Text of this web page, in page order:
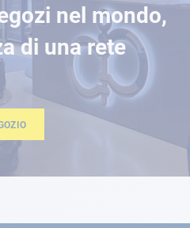
nel mondo,
di una rete